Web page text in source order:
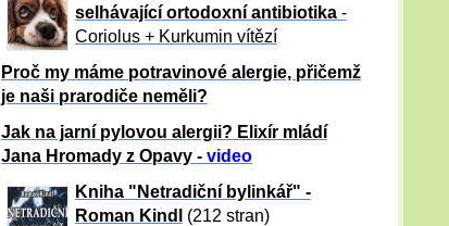
selhávající ortodoxní antibiotika -
Coriolus + Kurkumin vítězí
Proč my máme potravinové alergie, přičemž
je naši prarodiče neměli?
Jak na jarní pylovou alergii? Elixír mládí
Jana Hromady z Opavy - video
Kniha "Netradiční bylinkář" -
Roman Kindl
(212 stran)